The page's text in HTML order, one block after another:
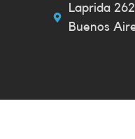
Laprida
Buenos